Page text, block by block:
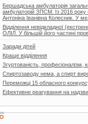
Бершадська амбулаторія
амбулаторій ЗПСМ. Із 2016 року
Антоніна Іванівна Колесник. У
Відділення невідкладної
ОЛІЛ. У більшій його частині
Заради дітей
Краще відділення
Згуртованість, професіоналізм,
Спиртозаводу нема, а спирт
Переможці 15 обласного
Ефективне реагування на